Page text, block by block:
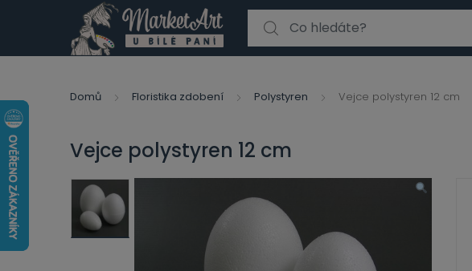
Search for:
Domů Floristika zdobení Polystyren Vejce polystyren 12 cm
Vejce polystyren 12 cm